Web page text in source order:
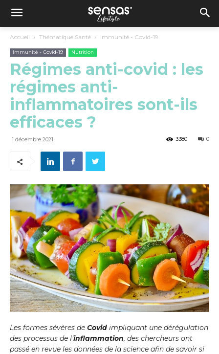
Accueil Thématique Santé Immunité - Covid-19
Immunité - Covid-19 Nutrition
Régimes anti-covid : les
régimes anti-
inflammatoires sont-ils
efficaces ?
1 décembre 2021 0
3380
Les formes sévères de Covid impliquant une dérégulation
des processus de l’inflammation, des chercheurs ont
passé en revue les données de la science afin de savoir si